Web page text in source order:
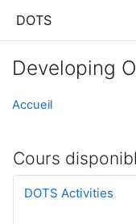
DOTS
Developing
Accueil
Cours
DOTS Activities